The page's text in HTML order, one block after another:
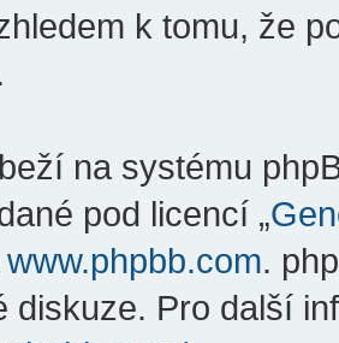
k tomu, že
na systému
pod licencí „
www.phpbb.com.
diskuze. Pro další